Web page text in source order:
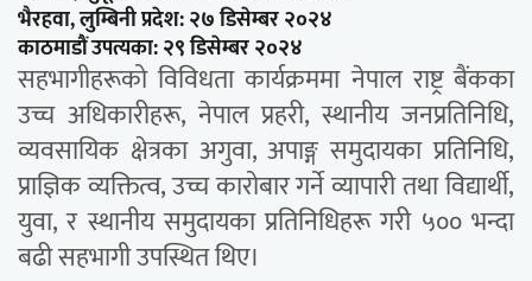
भैरहवा, लुम्बिनी प्रदेश: २७ डिसेम्बर २०२४
काठमाडौं उपत्यका: २९ डिसेम्बर २०२४
सहभागीहरूको विविधता कार्यक्रममा नेपाल राष्ट्र बैंकका
उच्च अधिकारीहरू, नेपाल प्रहरी, स्थानीय जनप्रतिनिधि,
व्यवसायिक क्षेत्रका अगुवा, अपाङ्ग समुदायका प्रतिनिधि,
प्राज्ञिक व्यक्तित्व, उच्च कारोबार गर्ने व्यापारी तथा विद्यार्थी,
युवा, र स्थानीय समुदायका प्रतिनिधिहरू गरी ५०० भन्दा
बढी सहभागी उपस्थित थिए।